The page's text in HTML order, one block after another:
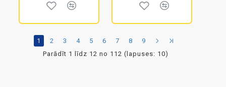
1 2 3 4 5 6 7 8
9
Parādīt 1 līdz 12 no 112 (lapuses: 10)